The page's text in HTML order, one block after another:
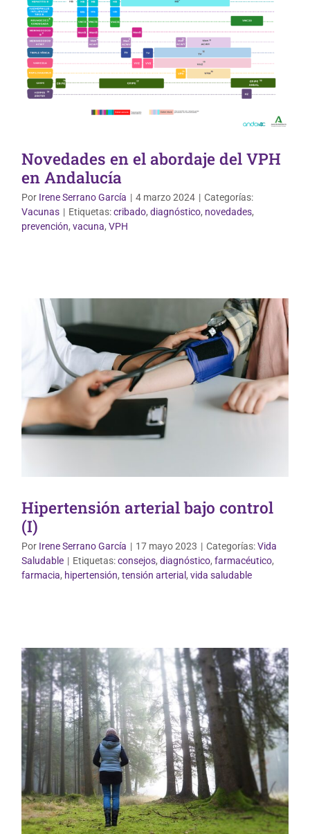
Novedades en el abordaje del VPH
en Andalucía
Por Irene Serrano García | 4 marzo 2024 | Categorías:
Vacunas | Etiquetas:cribado, diagnóstico, novedades,
prevención, vacuna, VPHVida Saludable
Hipertensión arterial bajo control
(I)
Por Irene Serrano García | 17 mayo 2023 | Categorías:Vida
Saludable | Etiquetas:consejos, diagnóstico, farmacéutico,
farmacia, hipertensión, tensión arterial , vida saludable
Salud de la mujer Sin categoría